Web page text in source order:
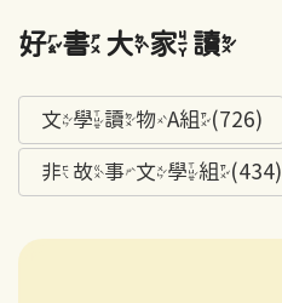
好書大家讀
文學讀物A組(726)
非故事文學組(434)